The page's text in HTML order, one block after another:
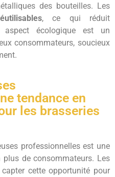
des bouteilles. Les
, ce qui réduit
aspect écologique est un
consommateurs, soucieux
tendance en
les brasseries
professionnelles est une
de consommateurs. Les
cette opportunité pour